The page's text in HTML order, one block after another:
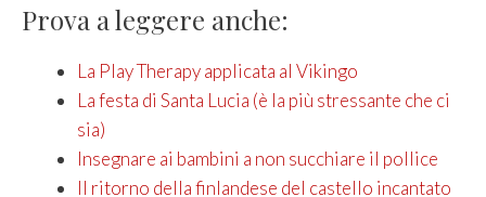
Prova a leggere anche:
La Play Therapy applicata al Vikingo
La festa di Santa Lucia (è la più stressante che ci
sia)
Insegnare ai bambini a non succhiare il pollice
Il ritorno della finlandese del castello incantato